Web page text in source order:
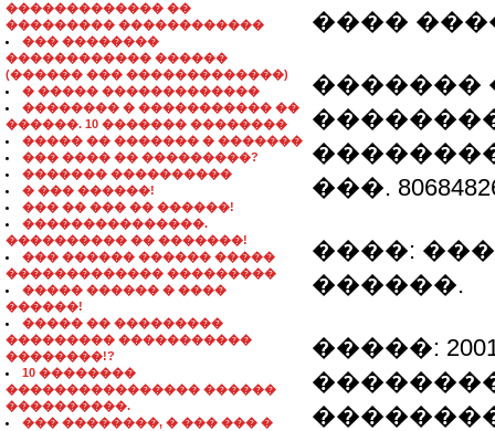
������������� ��
��������� ������������
��� ��������
������������ ������
(������ ��� �������������)
� ����� �������������
�������� � ����������� ��
������. 10 ������� ��������
����� �� ������� � �������
��� ���� �� ���������?
������� ����������
� ��� ������!
��� �� ��� �� ������!
���������������.
���������� �� �������!
��� ������ ������ �����
������������� ���������
����� ������ � ����
������!
����� �� ���������
��������� �����������
��������!?
10 ��������
���������������� ������
����������.
��� ��������, � ��� ��� �
����
�������
���.
����:
������.
�����: 2001